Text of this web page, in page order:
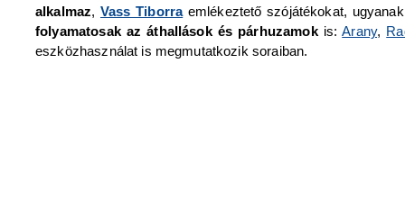
alkalmaz, Vass Tiborraemlékeztető szójátékokat,
folyamatosak az áthallások és párhuzamokis:Arany,
eszközhasználat is megmutatkozik soraiban.